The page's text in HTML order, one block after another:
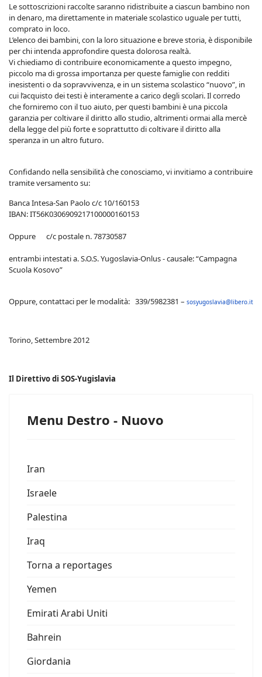
Le sottoscrizioni raccolte saranno ridistribuite a ciascun bambino non
in denaro, ma direttamente in materiale scolastico uguale per tutti,
comprato in loco.
L’elenco dei bambini, con la loro situazione e breve storia, è disponibile
per chi intenda approfondire questa dolorosa realtà.
Vi chiediamo di contribuire economicamente a questo impegno,
piccolo ma di grossa importanza per queste famiglie con redditi
inesistenti o da sopravvivenza, e in un sistema scolastico “nuovo”, in
cui l’acquisto dei testi è interamente a carico degli scolari. Il corredo
che forniremo con il tuo aiuto, per questi bambini è una piccola
garanzia per coltivare il diritto allo studio, altrimenti ormai alla mercè
della legge del più forte e soprattutto di coltivare il diritto alla
speranza in un altro futuro.
Confidando nella sensibilità che conosciamo, vi invitiamo a contribuire
tramite versamento su:
Banca Intesa-San Paolo c/c 10/160153
IBAN: IT56K0306909217100000160153
Oppure c/c postale n. 78730587
entrambi intestati a. S.O.S. Yugoslavia-Onlus - causale: “Campagna
Scuola Kosovo”
Oppure, contattaci per le modalità: 339/5982381 – sosyugoslavia@libero.it
Torino, Settembre 2012
Il Direttivo di SOS-Yugislavia
Menu Destro - Nuovo
Iran
Israele
Palestina
Iraq
Torna a reportages
Yemen
Emirati Arabi Uniti
Bahrein
Giordania